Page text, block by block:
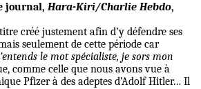
journal, Hara-Kiri/Charlie Hebdo,
titre créé justement afin d’y défendre ses
seulement de cette période car
le mot spécialiste, je sors mon
comme celle que nous avons vue à
Pfizer à des adeptes d’Adolf Hitler… Il